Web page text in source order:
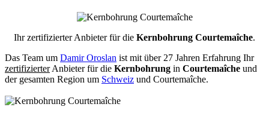
Ihr zertifizierter Anbieter für die Kernbohrung Courtemaîche.
Das Team um Damir Oroslan ist mit über 27 Jahren Erfahrung Ihr
zertifizierterAnbieter für die Kernbohrung in Courtemaîche und
der gesamten Region um Schweiz und Courtemaîche.